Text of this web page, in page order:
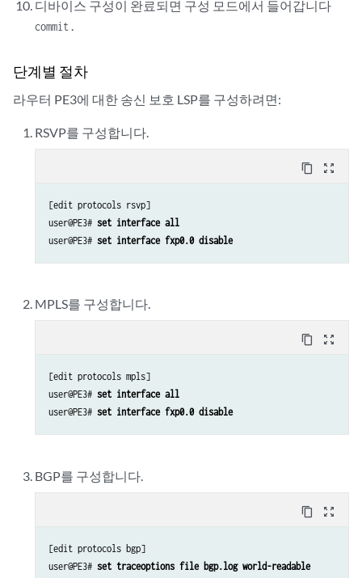
디바이스 구성이 완료되면 구성 모드에서 들어갑니다
commit .
단계별 절차
라우터 PE3에 대한 송신 보호 LSP를 구성하려면:
RSVP를 구성합니다.
content_copy zoom_out_map
[edit protocols rsvp]
user@PE3# set interface all
user@PE3# set interface fxp0.0 disable
MPLS를 구성합니다.
content_copy zoom_out_map
[edit protocols mpls]
user@PE3# set interface all
user@PE3# set interface fxp0.0 disable
BGP를 구성합니다.
content_copy zoom_out_map
[edit protocols bgp]
user@PE3# set traceoptions file bgp.log world-readable